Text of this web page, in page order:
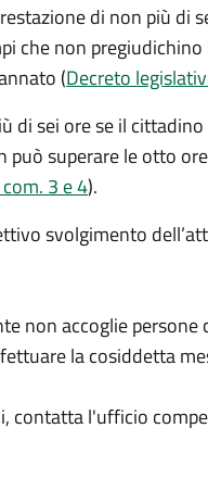
di non più di
che non
(Decreto
di sei ore se il
può superare le otto
3 e 4).
svolgimento
non accoglie
la cosiddetta
contatta l'ufficio